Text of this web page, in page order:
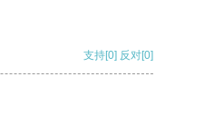
支持[0] 反对[0]